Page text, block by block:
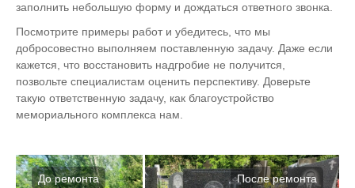
заполнить небольшую форму и дождаться ответного звонка.
Посмотрите примеры работ и убедитесь, что мы
добросовестно выполняем поставленную задачу. Даже если
кажется, что восстановить надгробие не получится,
позвольте специалистам оценить перспективу. Доверьте
такую ответственную задачу, как благоустройство
мемориального комплекса нам.